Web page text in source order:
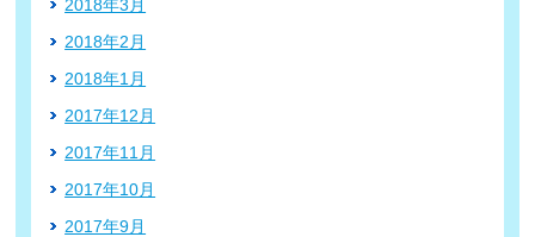
2018年3月
2018年2月
2018年1月
2017年12月
2017年11月
2017年10月
2017年9月